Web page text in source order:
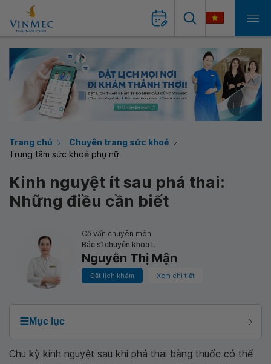
Trang chủ
Chuyên trang sức khoẻ
Trung tâm sức khoẻ phụ nữ
Kinh nguyệt ít sau phá thai:
Những điều cần biết
Cố vấn chuyên môn
Bác sĩ chuyên khoa I,
Nguyễn Thị Mận
Đặt lịch khám Xem chi tiết
☰Mục lục
Chu kỳ kinh nguyệt sau khi phá thai bằng thuốc có thể